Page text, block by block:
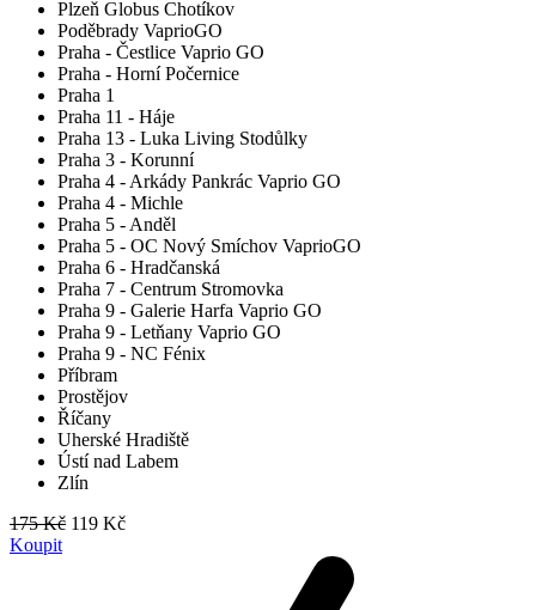
Plzeň Globus Chotíkov
Poděbrady VaprioGO
Praha - Čestlice Vaprio GO
Praha - Horní Počernice
Praha 1
Praha 11 - Háje
Praha 13 - Luka Living Stodůlky
Praha 3 - Korunní
Praha 4 - Arkády Pankrác Vaprio GO
Praha 4 - Michle
Praha 5 - Anděl
Praha 5 - OC Nový Smíchov VaprioGO
Praha 6 - Hradčanská
Praha 7 - Centrum Stromovka
Praha 9 - Galerie Harfa Vaprio GO
Praha 9 - Letňany Vaprio GO
Praha 9 - NC Fénix
Příbram
Prostějov
Říčany
Uherské Hradiště
Ústí nad Labem
Zlín
175 Kč 119 Kč
Koupit